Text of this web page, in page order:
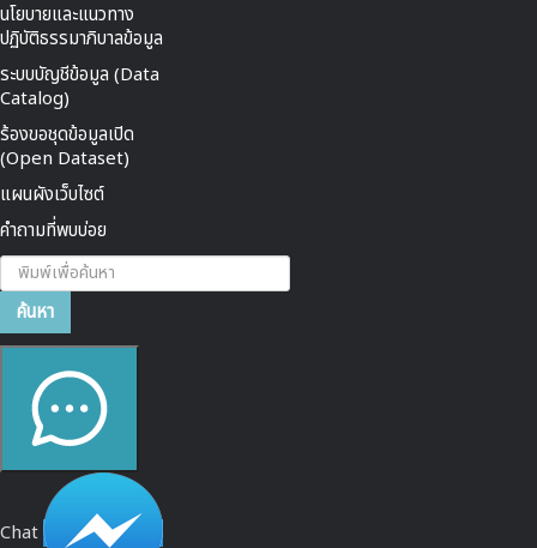
นโยบายและแนวทาง
ปฏิบัติธรรมาภิบาลข้อมูล
ระบบบัญชีข้อมูล (Data
Catalog)
ร้องขอชุดข้อมูลเปิด
(Open Dataset)
แผนผังเว็บไซต์
คำถามที่พบบ่อย
ค้นหา...
ค้นหา
Chat